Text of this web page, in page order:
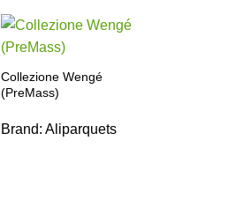
Collezione Wengé
(PreMass)
Brand: Aliparquets